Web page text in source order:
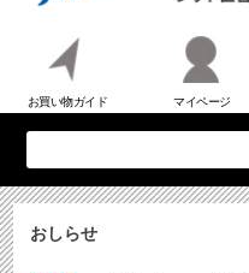
お買い物ガイド マイページ
おしらせ